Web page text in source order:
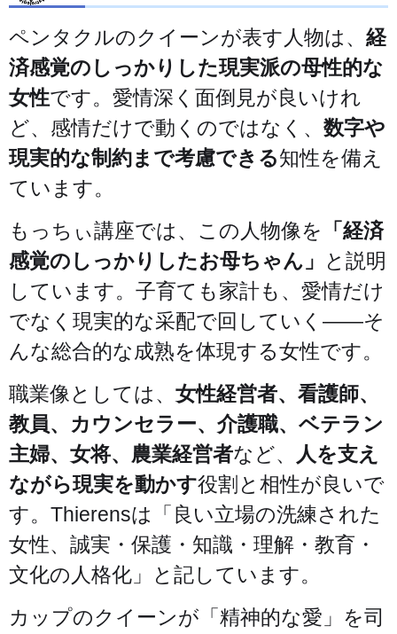
ペンタクルのクイーンが表す人物は、 経
済感覚のしっかりした現実派の母性的な
女性です。愛情深く面倒見が良いけれ
ど、感情だけで動くのではなく、 数字や
現実的な制約まで考慮できる知性を備え
ています。
もっちぃ講座では、この人物像を
「経済
感覚のしっかりしたお母ちゃん」
と説明
しています。子育ても家計も、愛情だけ
でなく現実的な采配で回していく——そ
んな総合的な成熟を体現する女性です。
職業像としては、 女性経営者、看護師、
教員、カウンセラー、介護職、ベテラン
主婦、女将、農業経営者など、
人を支え
ながら現実を動かす役割と相性が良いで
す。Thierensは「良い立場の洗練された
女性、誠実・保護・知識・理解・教育・
文化の人格化」と記しています。
カップのクイーンが「精神的な愛」を司